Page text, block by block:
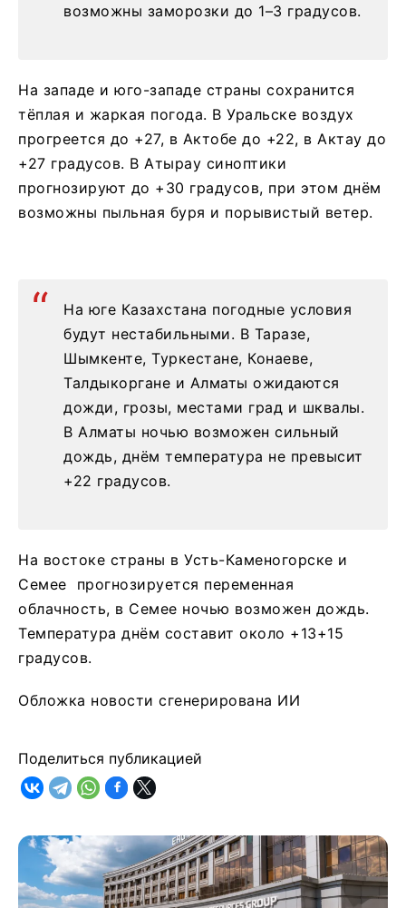
возможны заморозки до 1–3 градусов.
На западе и юго-западе страны сохранится
тёплая и жаркая погода. В Уральске воздух
прогреется до +27, в Актобе до +22, в Актау до
+27 градусов. В Атырау синоптики
прогнозируют до +30 градусов, при этом днём
возможны пыльная буря и порывистый ветер.
На юге Казахстана погодные условия
будут нестабильными. В Таразе,
Шымкенте, Туркестане, Конаеве,
Талдыкоргане и Алматы ожидаются
дожди, грозы, местами град и шквалы.
В Алматы ночью возможен сильный
дождь, днём температура не превысит
+22 градусов.
На востоке страны в Усть-Каменогорске и
Семее прогнозируется переменная
облачность, в Семее ночью возможен дождь.
Температура днём составит около +13+15
градусов.
Обложка новости сгенерирована ИИ
Поделиться публикацией